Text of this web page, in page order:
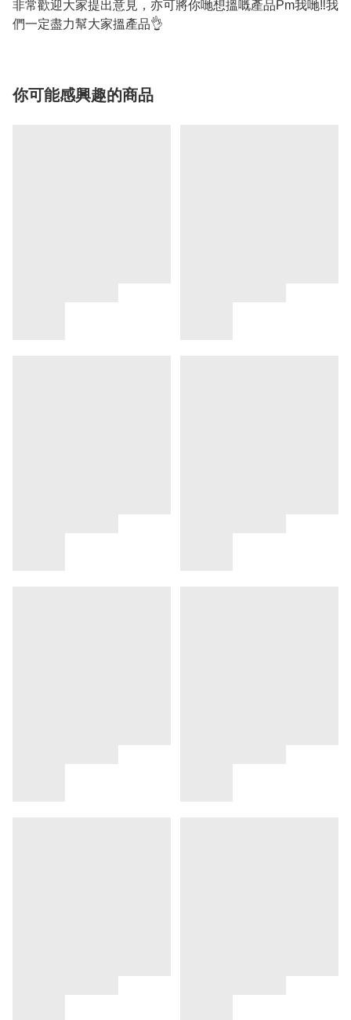
非常歡迎大家提出意見，亦可將你哋想搵嘅產品Pm我哋‼我
們一定盡力幫大家搵產品👌
你可能感興趣的商品